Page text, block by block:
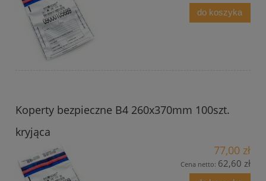
do koszyka
Koperty bezpieczne B4 260x370mm 100szt.
kryjąca
77,00 zł
Cena netto: 62,60 zł